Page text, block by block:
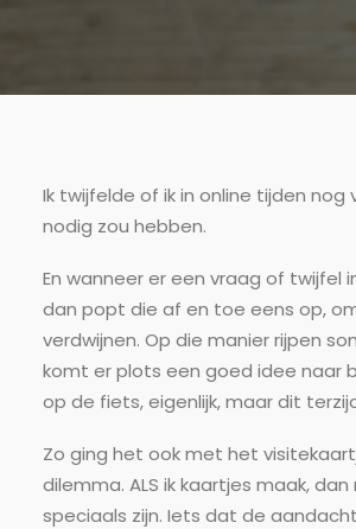
Ik twijfelde of ik in online tijden nog
nodig zou hebben.
En wanneer er een vraag of twijfel
dan popt die af en toe eens op,
verdwijnen. Op die manier rijpen
komt er plots een goed idee naar
op de fiets, eigenlijk, maar dit
Zo ging het ook met het
dilemma. ALS ik kaartjes maak,
speciaals zijn. Iets dat de